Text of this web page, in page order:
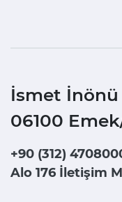
İsmet İnönü
06100
+90 (312)
Alo 176 İletişim